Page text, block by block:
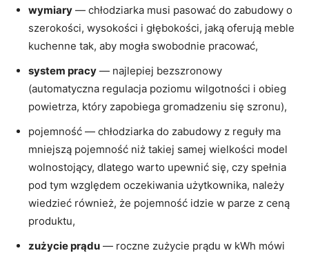
wymiary — chłodziarka musi pasować do zabudowy o
szerokości, wysokości i głębokości, jaką oferują meble
kuchenne tak, aby mogła swobodnie pracować,
system pracy — najlepiej bezszronowy
(automatyczna regulacja poziomu wilgotności i obieg
powietrza, który zapobiega gromadzeniu się szronu),
pojemność — chłodziarka do zabudowy z reguły ma
mniejszą pojemność niż takiej samej wielkości model
wolnostojący, dlatego warto upewnić się, czy spełnia
pod tym względem oczekiwania użytkownika, należy
wiedzieć również, że pojemność idzie w parze z ceną
produktu,
zużycie prądu — roczne zużycie prądu w kWh mówi